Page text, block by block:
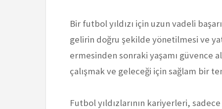
Bir futbol yıldızı için uzun vadeli
gelirin doğru şekilde yönetilmesi ve
ermesinden sonraki yaşamı güvence
çalışmak ve geleceği için sağlam bir
Futbol yıldızlarının kariyerleri,